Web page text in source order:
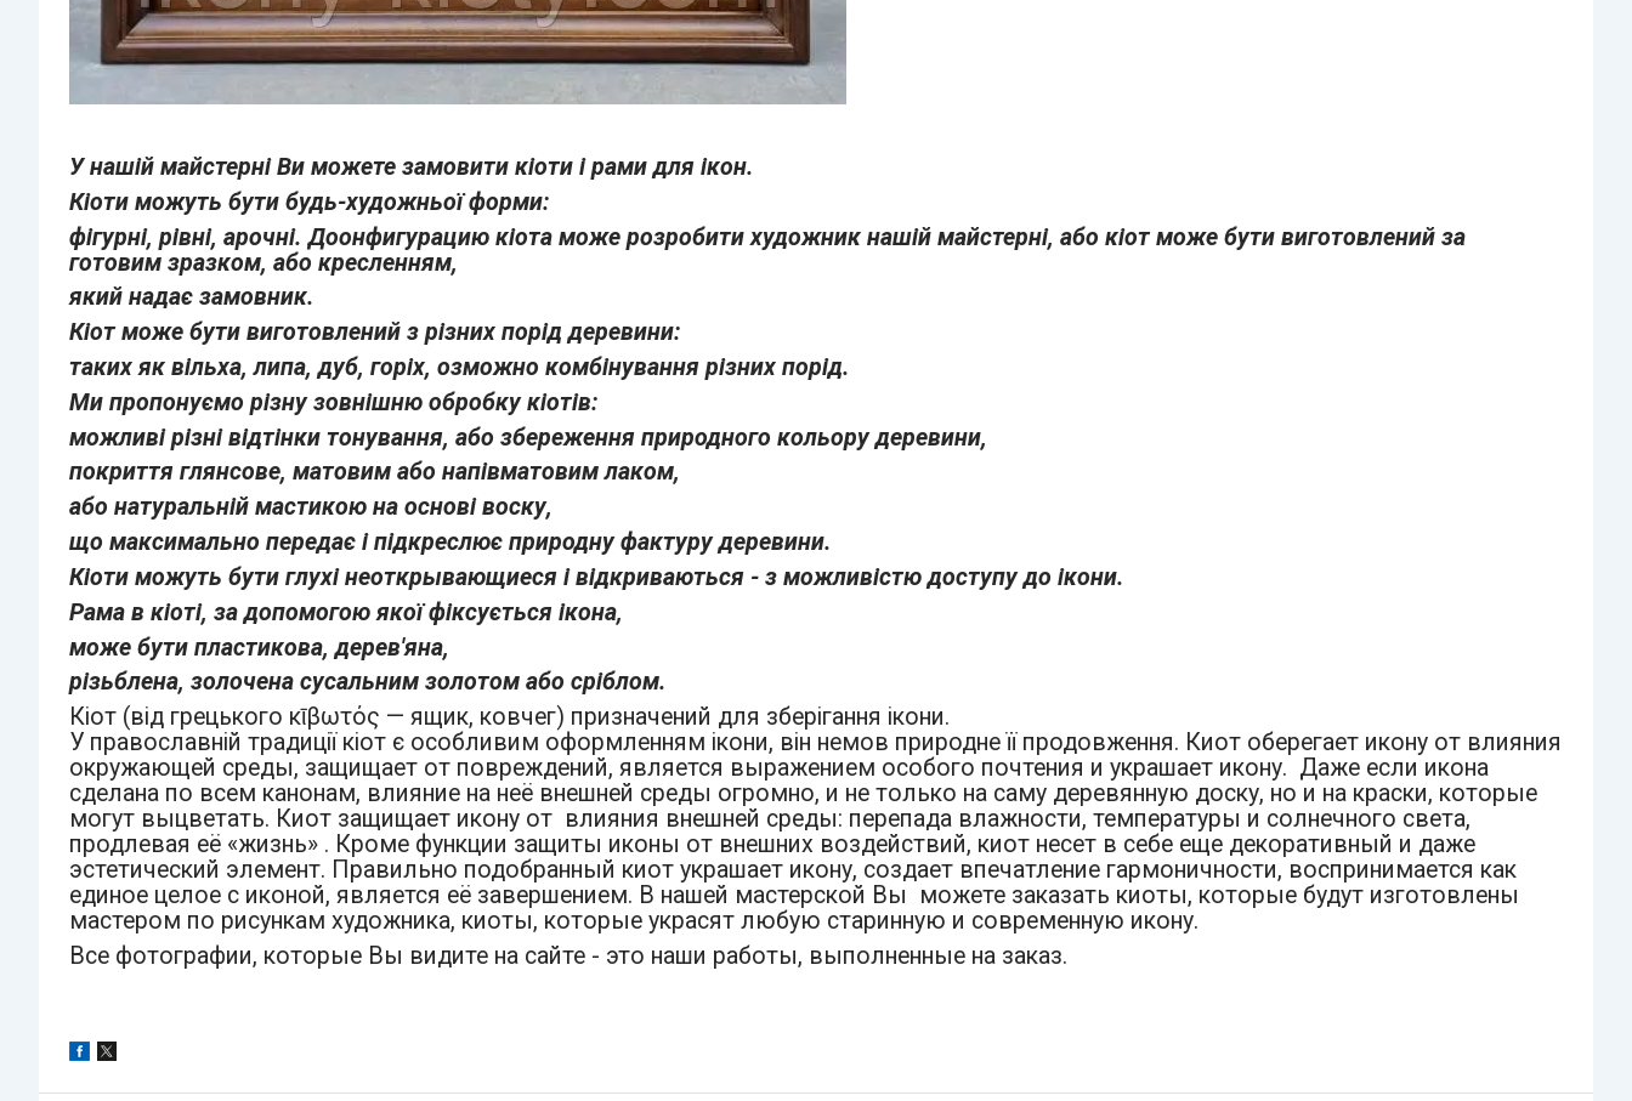
У нашій майстерні Ви можете замовити кіоти і рами для ікон.
Кіоти можуть бути будь-художньої форми:
фігурні, рівні, арочні. Доонфигурацию кіота може розробити художник нашій майстерні, або кіот може бути виготовлений за
готовим зразком, або кресленням,
який надає замовник.
Кіот може бути виготовлений з різних порід деревини:
таких як вільха, липа, дуб, горіх, озможно комбінування різних порід.
Ми пропонуємо різну зовнішню обробку кіотів:
можливі різні відтінки тонування, або збереження природного кольору деревини,
покриття глянсове, матовим або напівматовим лаком,
або натуральній мастикою на основі воску,
що максимально передає і підкреслює природну фактуру деревини.
Кіоти можуть бути глухі неоткрывающиеся і відкриваються - з можливістю доступу до ікони.
Рама в кіоті, за допомогою якої фіксується ікона,
може бути пластикова, дерев'яна,
різьблена, золочена сусальним золотом або сріблом.
Кіот (від грецького κῑβωτός — ящик, ковчег) призначений для зберігання ікони.
У православній традиції кіот є особливим оформленням ікони, він немов природне її продовження. Киот оберегает икону от влияния
окружающей среды, защищает от повреждений, является выражением особого почтения и украшает икону. Даже если икона
сделана по всем канонам, влияние на неё внешней среды огромно, и не только на саму деревянную доску, но и на краски, которые
могут выцветать. Киот защищает икону от влияния внешней среды: перепада влажности, температуры и солнечного света,
продлевая её «жизнь» . Кроме функции защиты иконы от внешних воздействий, киот несет в себе еще декоративный и даже
эстетический элемент. Правильно подобранный киот украшает икону, создает впечатление гармоничности, воспринимается как
единое целое с иконой, является её завершением. В нашей мастерской Вы можете заказать киоты, которые будут изготовлены
мастером по рисункам художника, киоты, которые украсят любую старинную и современную икону.
Все фотографии, которые Вы видите на сайте - это наши работы, выполненные на заказ.